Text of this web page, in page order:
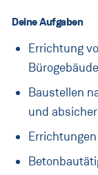
FAQ
Praktikum
Praktikum
Deine Aufgaben
Errichtung
Baustellen
und